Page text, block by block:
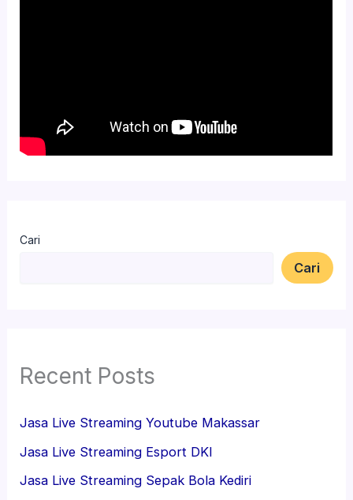
Cari
Cari
Recent Posts
Jasa Live Streaming Youtube Makassar
Jasa Live Streaming Esport DKI
Jasa Live Streaming Sepak Bola Kediri